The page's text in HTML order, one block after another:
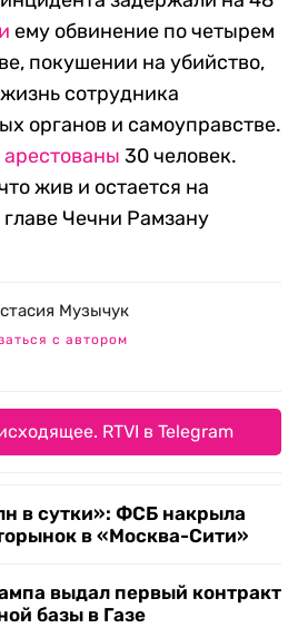
ему обвинение по четырем
покушении на убийство,
сотрудника
органов и самоуправстве.
арестованы 30 человек.
жив и остается на
Чечни Рамзану
Музычук
с автором
RTVI в Telegram
в сутки»: ФСБ накрыла
в «Москва-Сити»
выдал первый контракт
базы в Газе